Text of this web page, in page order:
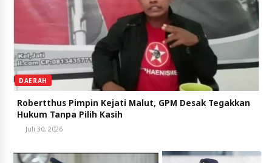
DAERAH
Robertthus Pimpin Kejati Malut, GPM Desak Tegakkan
Hukum Tanpa Pilih Kasih
Juli 30, 2026